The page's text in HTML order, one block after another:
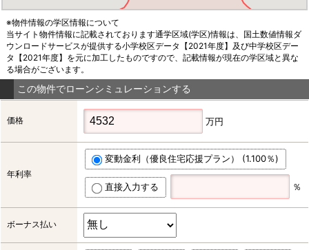
※物件情報の学区情報について
当サイト物件情報に記載されております通学区域(学区)情報は、国土数値情報ダ
ウンロードサービスが提供する小学校区データ【2021年度】及び中学校区デー
タ【2021年度】を元に加工したものですので、記載情報が現在の学区域と異な
る場合がございます。
この物件でローンシミュレーションする
価格 万円
年利率
変動金利（優良住宅応援プラン） (1.100％)
直接入力する ％
ボーナス払い